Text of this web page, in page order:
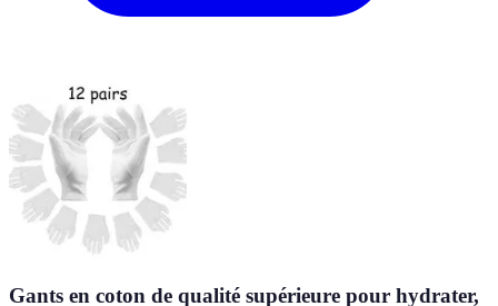
Gants en coton de qualité supérieure pour hydrater,